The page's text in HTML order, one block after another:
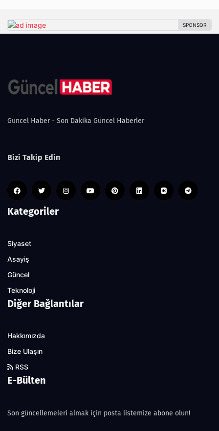
Guncel Haber - Son Dakika Güncel Haberler
Bizi Takip Edin
Kategoriler
Siyaset
Asayiş
Güncel
Teknoloji
Diğer Bağlantılar
Hakkımızda
Bize Ulaşın
RSS
E-Bülten
Son güncellemeleri almak için posta listemize abone olun!